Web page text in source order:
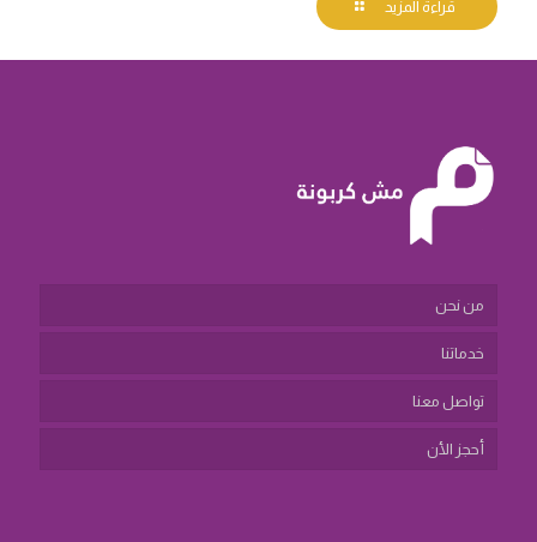
قراءة المزيد
من نحن
خدماتنا
تواصل معنا
أحجز الأن